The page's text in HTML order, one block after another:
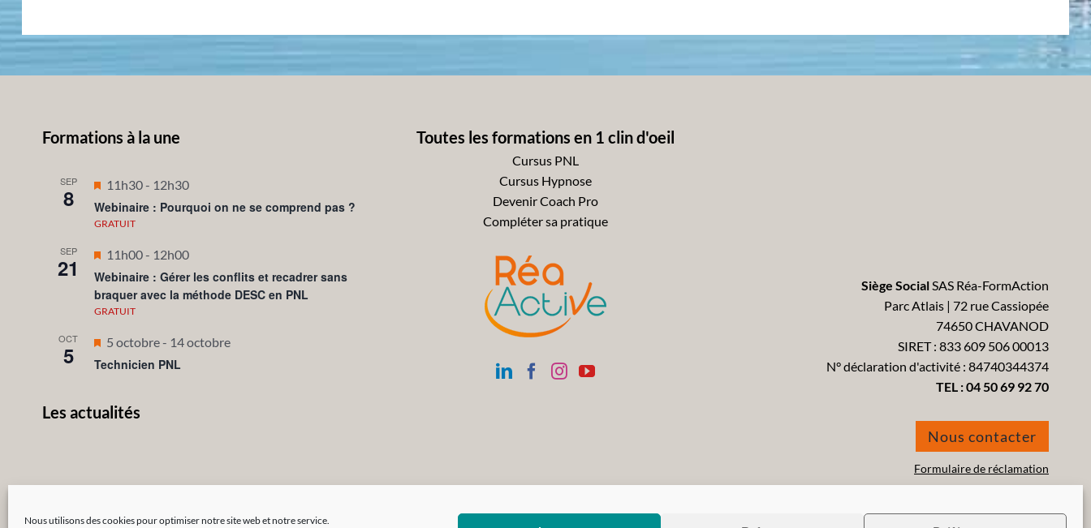
Nous utilisons des cookies pour optimiser notre site web et notre service.
Formations à la une
SEP
8
Mis
en
avant
11h30- 12h30
Webinaire : Pourquoi on ne se comprend pas ?
GRATUIT
SEP
21
Mis
en
avant
11h00- 12h00
Webinaire : Gérer les conflits et recadrer sans
braquer avec la méthode DESC en PNL
GRATUIT
OCT
5
Mis
en
5 octobre- 14 octobre
Technicien PNL
Les actualités
Toutes les formations en 1 clin d'oeil
Cursus PNL
Cursus Hypnose
Devenir Coach Pro
Compléter sa pratique
Siège Social SAS Réa-FormAction
Parc Atlais | 72 rue Cassiopée
74650 CHAVANOD
SIRET : 833 609 506 00013
N° déclaration d'activité : 84740344374
TEL :04 50 69 92 70
Nous contacter
Formulaire de réclamation